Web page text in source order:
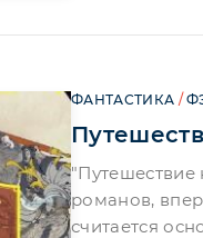
ФАНТАСТИКА /
"Путешествие
романов,
считается